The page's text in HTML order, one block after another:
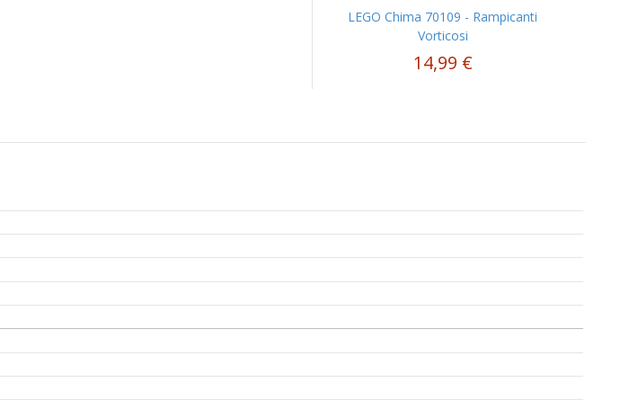
LEGO Chima 70109 - Rampicanti
Vorticosi
14,99 €